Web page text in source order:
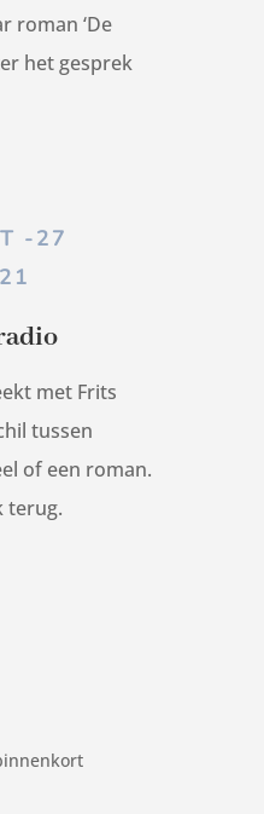
roman ‘De
het gesprek
-27
met Frits
tussen
of een roman.
terug.